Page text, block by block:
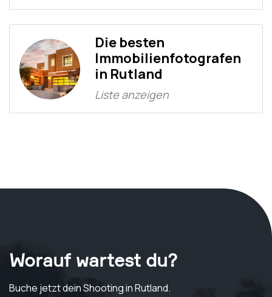
Die besten
Immobilienfotografen
in Rutland
Liste anzeigen
Worauf wartest du?
Buche jetzt dein Shootingin Rutland.